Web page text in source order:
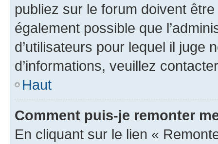
publiez sur le forum doivent
également possible que
d’utilisateurs pour lequel il juge
d’informations, veuillez
Haut
Comment puis-je remonter
En cliquant sur le lien «